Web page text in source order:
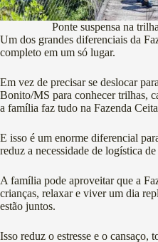
Ponte suspensa na
Um dos grandes diferenciais da
completo em um só lugar.
Em vez de precisar se deslocar
Bonito/MS para conhecer trilhas,
a família faz tudo na Fazenda
E isso é um enorme diferencial
reduz a necessidade de logística
A família pode aproveitar que a
crianças, relaxar e viver um dia
estão juntos.
Isso reduz o estresse e o cansaço,